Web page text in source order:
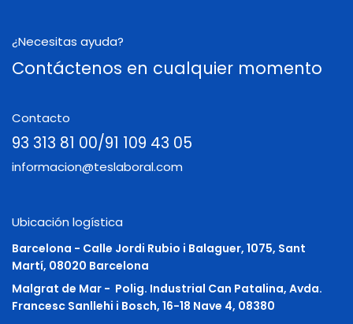
¿Necesitas ayuda?
Contáctenos en cualquier momento
Contacto
93 313 81 00/91 109 43 05
informacion@teslaboral.com
Ubicación logística
Barcelona - Calle Jordi Rubio i Balaguer, 1075, Sant
Martí, 08020 Barcelona
Malgrat de Mar - Polig. Industrial Can Patalina, Avda.
Francesc Sanllehi i Bosch, 16-18 Nave 4, 08380